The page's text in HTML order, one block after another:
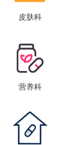
皮肤科
营养科